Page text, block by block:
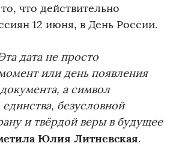
что действительно
12 июня, в День России.
дата не просто
или день появления
а символ
безусловной
и твёрдой веры в будущее
Юлия Литневская.